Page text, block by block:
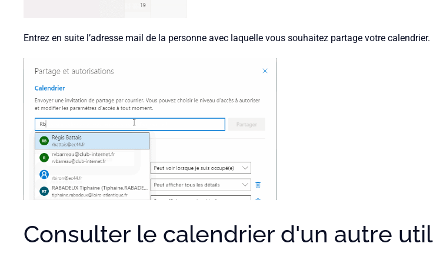
Entrez en suite l’adresse mail de la personne avec laquelle vous souhaitez partage votre
Consulter le calendrier d'un autre